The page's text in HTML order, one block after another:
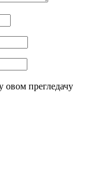
овом прегледачу